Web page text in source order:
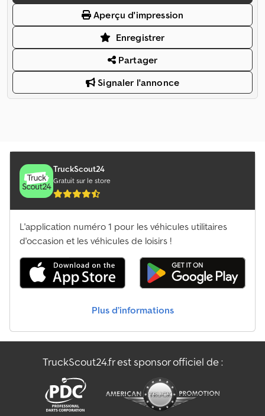
Aperçu d'impression
Enregistrer
Partager
Signaler l'annonce
TruckScout24
Gratuit sur le store
L'application numéro 1 pour les véhicules utilitaires
d'occasion et les véhicules de loisirs !
Plus d’informations
TruckScout24.fr est sponsor officiel de :